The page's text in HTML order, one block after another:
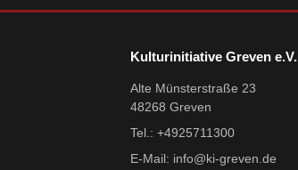
Kulturinitiative Greven e.V.
Alte Münsterstraße 23
48268 Greven
Tel.: +4925711300
E-Mail: info@ki-greven.de